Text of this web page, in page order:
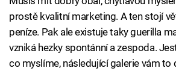
prostě kvalitní marketing. A ten stojí
peníze. Pak ale existuje taky guerilla
vzniká hezky spontánní a zespoda.
co myslíme, následující galerie vám to